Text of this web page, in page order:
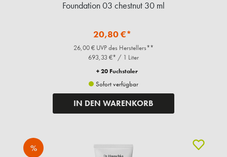
Foundation 03 chestnut 30 ml
20,80 €*
26,00 € UVP des Herstellers**
693,33 €* / 1 Liter
+ 20 Fuchstaler
Sofort verfügbar
IN DEN WARENKORB
%